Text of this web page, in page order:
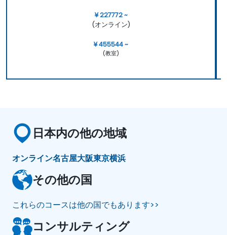
¥ 227772 ~
(オンライン)
¥ 455544 ~
(教室)
日本内の他の地域
オンライン名古屋大阪東京横浜
その他の国
これらのコースは他の国でもあります>>
コンサルティング